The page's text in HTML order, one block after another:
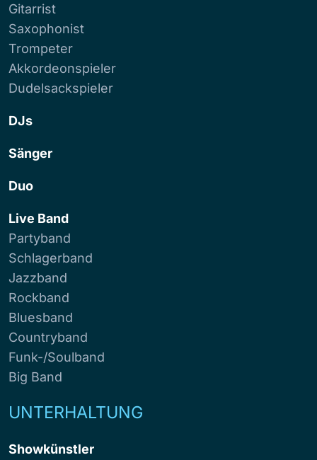
Gitarrist
Saxophonist
Trompeter
Akkordeonspieler
Dudelsackspieler
DJs
Sänger
Duo
Live Band
Partyband
Schlagerband
Jazzband
Rockband
Bluesband
Countryband
Funk-/Soulband
Big Band
UNTERHALTUNG
Showkünstler